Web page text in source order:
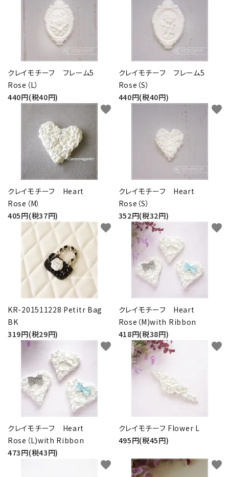
クレイモチーフ フレーム5
Rose（L）
440円(税40円)
クレイモチーフ フレーム5
Rose（S）
440円(税40円)
クレイモチーフ Heart
Rose（M）
405円(税37円)
favorite
クレイモチーフ Heart
Rose（S）
352円(税32円)
favorite
KR-201511228 Petitr Bag
BK
319円(税29円)
favorite
クレイモチーフ Heart
Rose（M)with Ribbon
418円(税38円)
favorite
クレイモチーフ Heart
Rose（L)with Ribbon
473円(税43円)
favorite
クレイモチーフ Flower L
495円(税45円)
favorite
favorite favorite